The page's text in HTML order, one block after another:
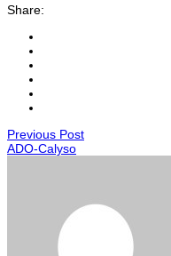
Share:
Previous Post
ADO-Calyso